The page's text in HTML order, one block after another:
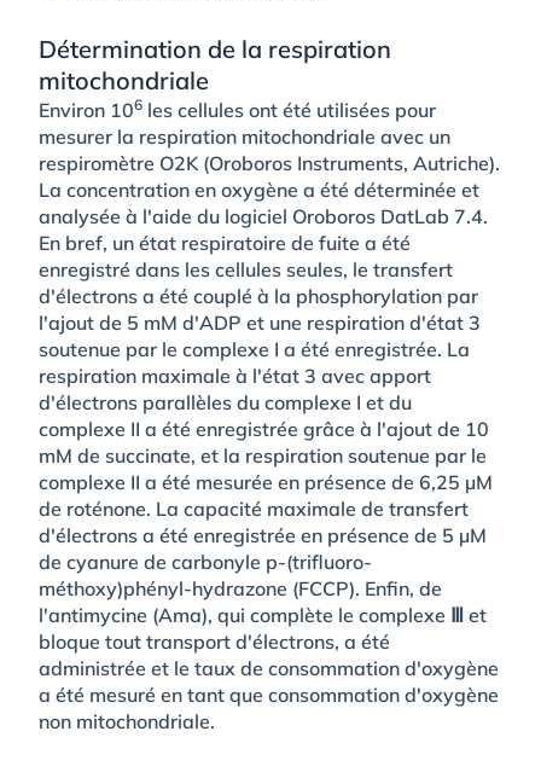
Détermination de la respiration
mitochondriale
Environ 106 les cellules ont été utilisées pour
mesurer la respiration mitochondriale avec un
respiromètre O2K (Oroboros Instruments, Autriche).
La concentration en oxygène a été déterminée et
analysée à l'aide du logiciel Oroboros DatLab 7.4.
En bref, un état respiratoire de fuite a été
enregistré dans les cellules seules, le transfert
d'électrons a été couplé à la phosphorylation par
l'ajout de 5 mM d'ADP et une respiration d'état 3
soutenue par le complexe I a été enregistrée. La
respiration maximale à l'état 3 avec apport
d'électrons parallèles du complexe I et du
complexe II a été enregistrée grâce à l'ajout de 10
mM de succinate, et la respiration soutenue par le
complexe II a été mesurée en présence de 6,25 µM
de roténone. La capacité maximale de transfert
d'électrons a été enregistrée en présence de 5 µM
de cyanure de carbonyle p-(trifluoro-
méthoxy)phényl-hydrazone (FCCP). Enfin, de
l'antimycine (Ama), qui complète le complexe Ⅲ et
bloque tout transport d'électrons, a été
administrée et le taux de consommation d'oxygène
a été mesuré en tant que consommation d'oxygène
non mitochondriale.